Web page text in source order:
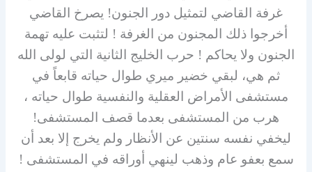
غرفة القاضي لتمثيل دور الجنون! يصرخ القاضي
أخرجوا ذلك المجنون من الغرفة ! لتثبت عليه تهمة
الجنون ولا يحاكم ! حرب الخليج الثانية التي لولى الله
ثم هي، لبقي خضير ميري طوال حياته قابعاً في
مستشفى الأمراض العقلية والنفسية طوال حياته ،
هرب من المستشفى بعدما قصف المستشفى!
ليخفي نفسه سنتين عن الأنظار ولم يخرج إلا بعد أن
سمع بعفو عام وذهب لينهي أوراقه في المستشفى !